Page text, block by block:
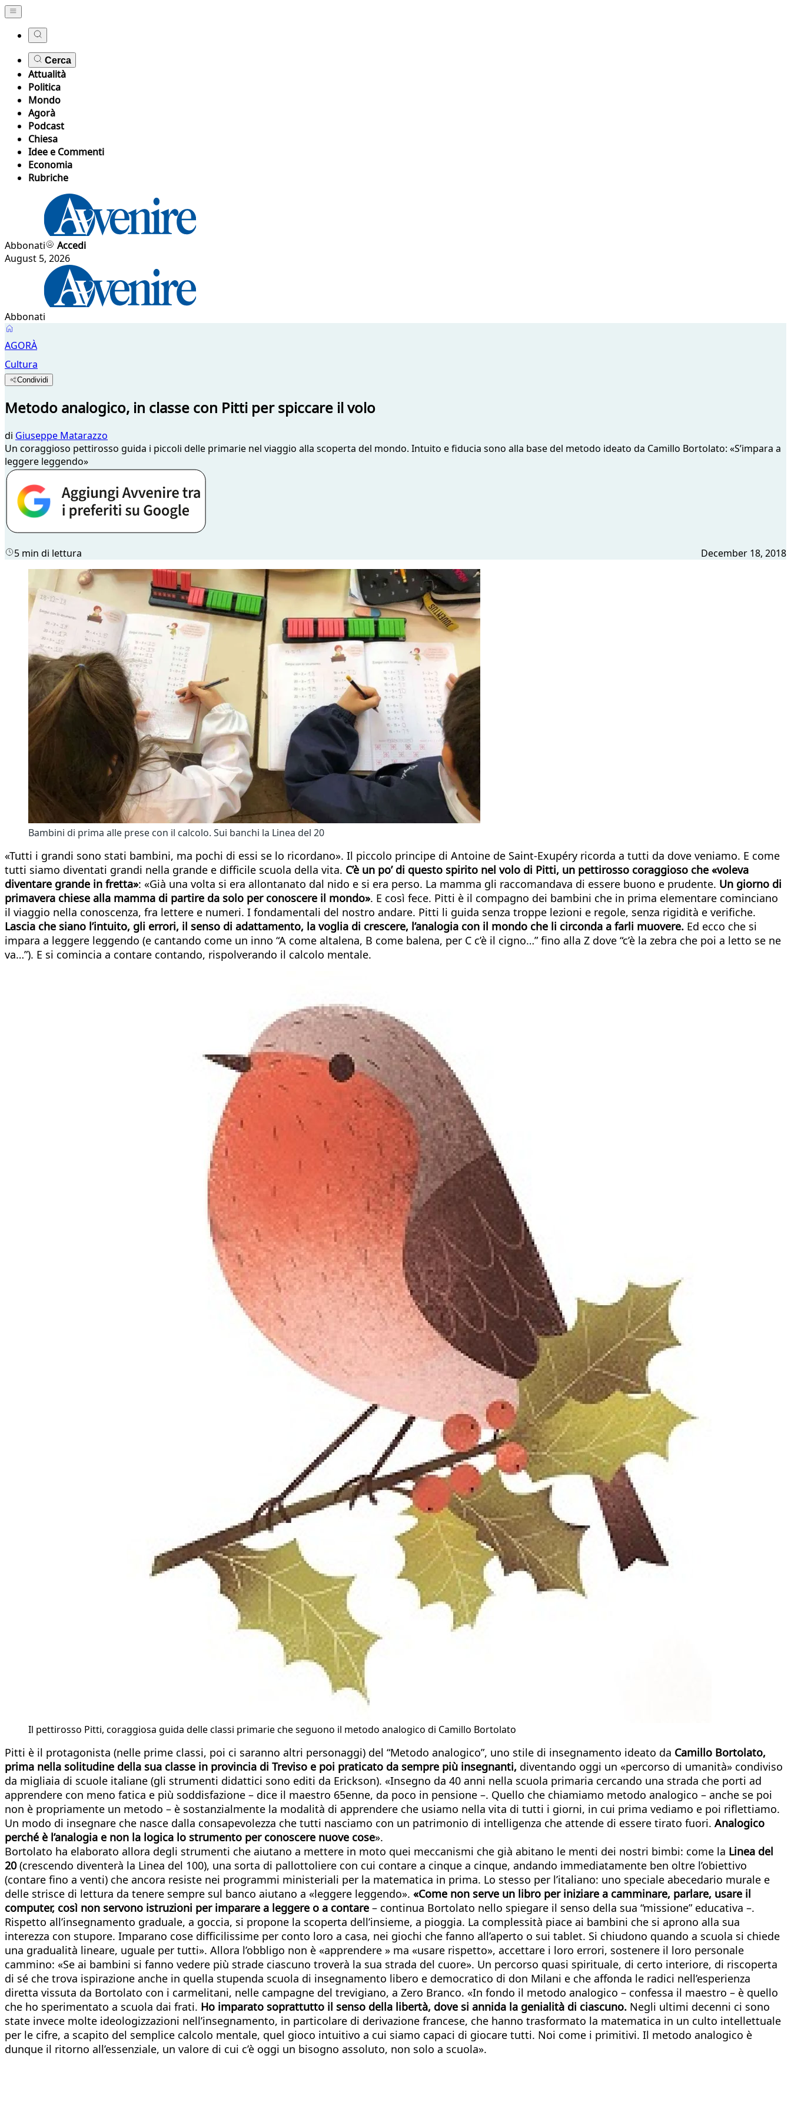
Cerca
Attualità
Politica
Mondo
Agorà
Podcast
Chiesa
Idee e Commenti
Economia
Rubriche
Abbonati
Accedi
August 5, 2026
Abbonati
AGORÀ
Cultura
Condividi
Metodo analogico, in classe con Pitti per spiccare il volo
di Giuseppe Matarazzo
Un coraggioso pettirosso guida i piccoli delle primarie nel viaggio alla scoperta del mondo. Intuito e fiducia sono alla base del metodo ideato da Camillo Bortolato: «S’impara a
leggere leggendo»
5 min di lettura December 18, 2018
Bambini di prima alle prese con il calcolo. Sui banchi la Linea del 20
«Tutti i grandi sono stati bambini, ma pochi di essi se lo ricordano». Il piccolo principe di Antoine de Saint-Exupéry ricorda a tutti da dove veniamo. E come
tutti siamo diventati grandi nella grande e difficile scuola della vita. C’è un po’ di questo spirito nel volo di Pitti, un pettirosso coraggioso che «voleva
diventare grande in fretta»: «Già una volta si era allontanato dal nido e si era perso. La mamma gli raccomandava di essere buono e prudente. Un giorno di
primavera chiese alla mamma di partire da solo per conoscere il mondo». E così fece. Pitti è il compagno dei bambini che in prima elementare cominciano
il viaggio nella conoscenza, fra lettere e numeri. I fondamentali del nostro andare. Pitti li guida senza troppe lezioni e regole, senza rigidità e verifiche.
Lascia che siano l’intuito, gli errori, il senso di adattamento, la voglia di crescere, l’analogia con il mondo che li circonda a farli muovere. Ed ecco che si
impara a leggere leggendo (e cantando come un inno “A come altalena, B come balena, per C c’è il cigno…” fino alla Z dove “c’è la zebra che poi a letto se ne
va…”). E si comincia a contare contando, rispolverando il calcolo mentale.
Il pettirosso Pitti, coraggiosa guida delle classi primarie che seguono il metodo analogico di Camillo Bortolato
Pitti è il protagonista (nelle prime classi, poi ci saranno altri personaggi) del “Metodo analogico”, uno stile di insegnamento ideato da Camillo Bortolato,
prima nella solitudine della sua classe in provincia di Treviso e poi praticato da sempre più insegnanti, diventando oggi un «percorso di umanità» condiviso
da migliaia di scuole italiane (gli strumenti didattici sono editi da Erickson). «Insegno da 40 anni nella scuola primaria cercando una strada che porti ad
apprendere con meno fatica e più soddisfazione – dice il maestro 65enne, da poco in pensione –. Quello che chiamiamo metodo analogico – anche se poi
non è propriamente un metodo – è sostanzialmente la modalità di apprendere che usiamo nella vita di tutti i giorni, in cui prima vediamo e poi riflettiamo.
Un modo di insegnare che nasce dalla consapevolezza che tutti nasciamo con un patrimonio di intelligenza che attende di essere tirato fuori. Analogico
perché è l’analogia e non la logica lo strumento per conoscere nuove cose».
Bortolato ha elaborato allora degli strumenti che aiutano a mettere in moto quei meccanismi che già abitano le menti dei nostri bimbi: come la Linea del
20(crescendo diventerà la Linea del 100), una sorta di pallottoliere con cui contare a cinque a cinque, andando immediatamente ben oltre l’obiettivo
(contare fino a venti) che ancora resiste nei programmi ministeriali per la matematica in prima. Lo stesso per l’italiano: uno speciale abecedario murale e
delle strisce di lettura da tenere sempre sul banco aiutano a «leggere leggendo». «Come non serve un libro per iniziare a camminare, parlare, usare il
computer, così non servono istruzioni per imparare a leggere o a contare – continua Bortolato nello spiegare il senso della sua “missione” educativa –.
Rispetto all’insegnamento graduale, a goccia, si propone la scoperta dell’insieme, a pioggia. La complessità piace ai bambini che si aprono alla sua
interezza con stupore. Imparano cose difficilissime per conto loro a casa, nei giochi che fanno all’aperto o sui tablet. Si chiudono quando a scuola si chiede
una gradualità lineare, uguale per tutti». Allora l’obbligo non è «apprendere » ma «usare rispetto», accettare i loro errori, sostenere il loro personale
cammino: «Se ai bambini si fanno vedere più strade ciascuno troverà la sua strada del cuore». Un percorso quasi spirituale, di certo interiore, di riscoperta
di sé che trova ispirazione anche in quella stupenda scuola di insegnamento libero e democratico di don Milani e che affonda le radici nell’esperienza
diretta vissuta da Bortolato con i carmelitani, nelle campagne del trevigiano, a Zero Branco. «In fondo il metodo analogico – confessa il maestro – è quello
che ho sperimentato a scuola dai frati. Ho imparato soprattutto il senso della libertà, dove si annida la genialità di ciascuno. Negli ultimi decenni ci sono
state invece molte ideologizzazioni nell’insegnamento, in particolare di derivazione francese, che hanno trasformato la matematica in un culto intellettuale
per le cifre, a scapito del semplice calcolo mentale, quel gioco intuitivo a cui siamo capaci di giocare tutti. Noi come i primitivi. Il metodo analogico è
dunque il ritorno all’essenziale, un valore di cui c’è oggi un bisogno assoluto, non solo a scuola».